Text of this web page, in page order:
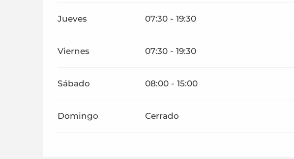
Jueves 07:30 - 19:30
Viernes 07:30 - 19:30
Sábado 08:00 - 15:00
Domingo Cerrado